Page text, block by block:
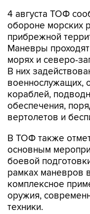
4 августа ТОФ
обороне морских
прибрежной
Маневры
морях и северо-
В них
военнослужащих,
кораблей,
обеспечения,
вертолетов и
В ТОФ также
основным
боевой
рамках маневров
комплексное
оружия,
техники.